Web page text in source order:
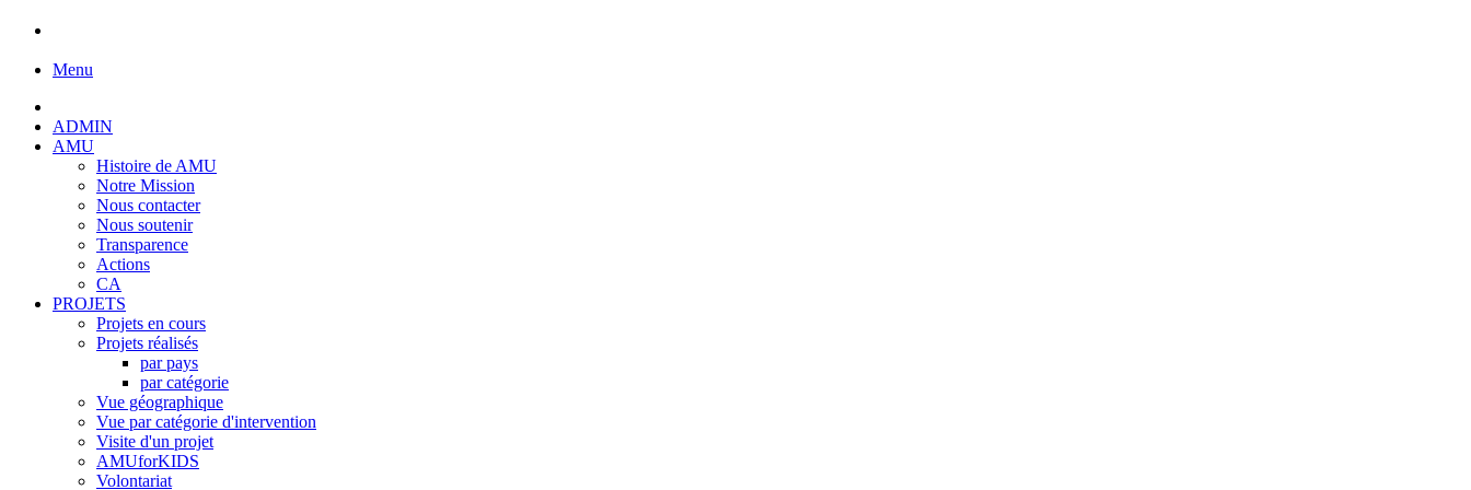
Menu
ADMIN
AMU
Histoire de AMU
Notre Mission
Nous contacter
Nous soutenir
Transparence
Actions
CA
PROJETS
Projets en cours
Projets réalisés
par pays
par catégorie
Vue géographique
Vue par catégorie d'intervention
Visite d'un projet
AMUforKIDS
Volontariat